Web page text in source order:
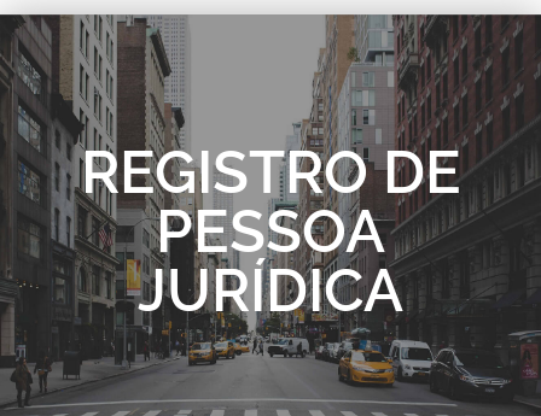
REGISTRO DE
PESSOA
JURÍDICA